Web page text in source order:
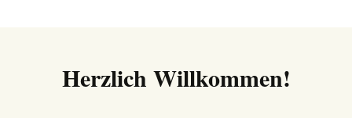
Herzlich Willkommen!